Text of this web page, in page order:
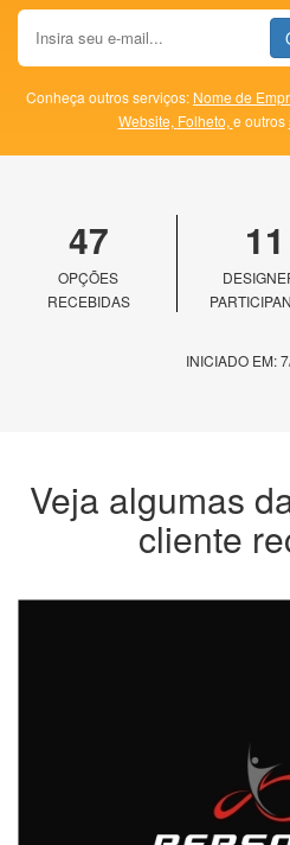
Conheça outros serviços: Nome de
Website, Folheto, e outros
47
OPÇÕES
RECEBIDAS
11
INICIADO EM:
Veja algumas
cliente